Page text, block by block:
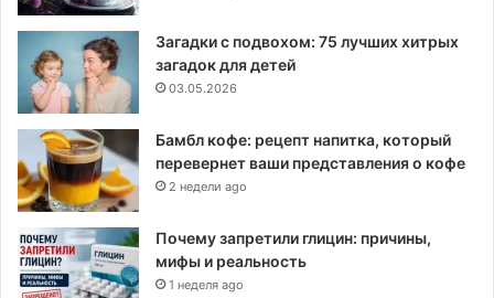
Загадки с подвохом: 75 лучших хитрых
загадок для детей
03.05.2026
Бамбл кофе: рецепт напитка, который
перевернет ваши представления о кофе
2 недели ago
Почему запретили глицин: причины,
мифы и реальность
1 неделя ago